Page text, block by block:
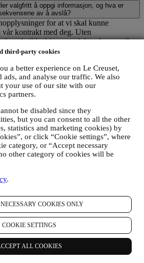
third-party cookies
a better experience on Le Creuset,
ads, and analyse our traffic. We also
your use of our site with our
partners.
be disabled since they
but you can consent to all the other
statistics and marketing cookies) by
or click “Cookie settings”, where
category, or “Accept necessary
other category of cookies will be
.
COOKIES ONLY
COOKIE SETTINGS
ALL COOKIES
valgfritt å oppgi informasjon, og hva er
av å avslå?
for at vi skal kunne
kontrakt med deg. Uten
kan du ikke kjøpe produkter fra oss eller
på nettsiden. Vi må kanskje
er valgfritt å oppgi personopplysninger
nyhetsbrev og tilpasset innhold. Hvis du
for disse formålene, får det ikke
for deg, men dette betyr at vi ikke kan
behandler personopplysninger for disse
samtykket ditt når som helst ved å
dine for informasjonskapsler
.
til de opplysninger vi har om deg eller
personvernrettigheter?
og innsigelser etter datavernlovene, som
.
rett til:
du kan be om å bli
gjør med dine data (særlig for å motta
og datakategoriene, formålene og